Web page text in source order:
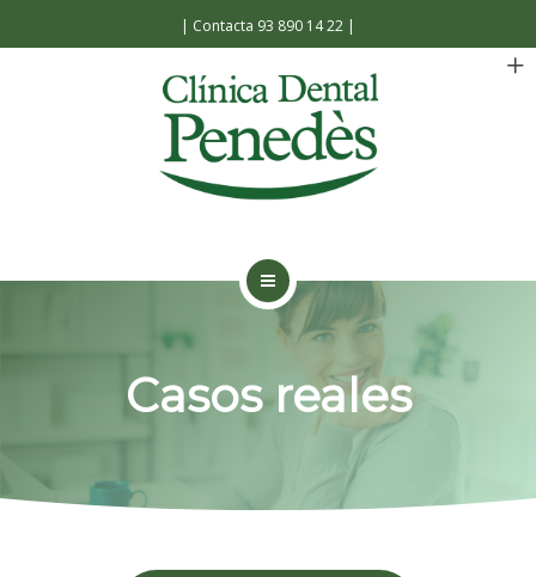
| Contacta 93 890 14 22 |
FACILIDADES
Casos reales